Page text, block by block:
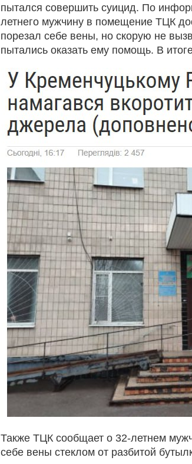
пытался совершить суицид. По
летнего мужчину в помещение ТЦК
порезал себе вены, но скорую не
пытались оказать ему помощь. В
Также ТЦК сообщает о 32-летнем
себе вены стеклом от разбитой